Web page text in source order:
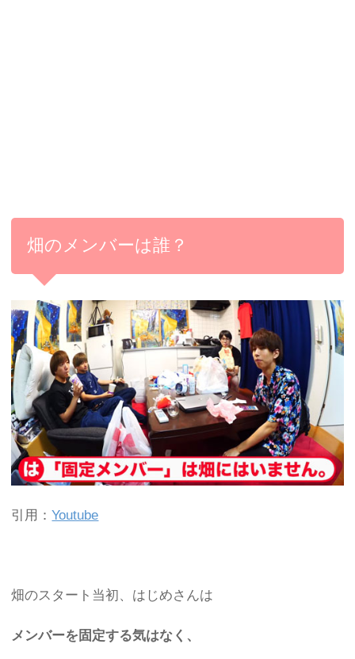
畑のメンバーは誰？
引用：Youtube
畑のスタート当初、はじめさんは
メンバーを固定する気はなく、